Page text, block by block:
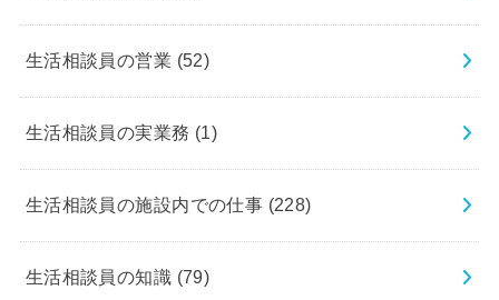
生活相談員の営業 (52)
生活相談員の実業務 (1)
生活相談員の施設内での仕事 (228)
生活相談員の知識 (79)